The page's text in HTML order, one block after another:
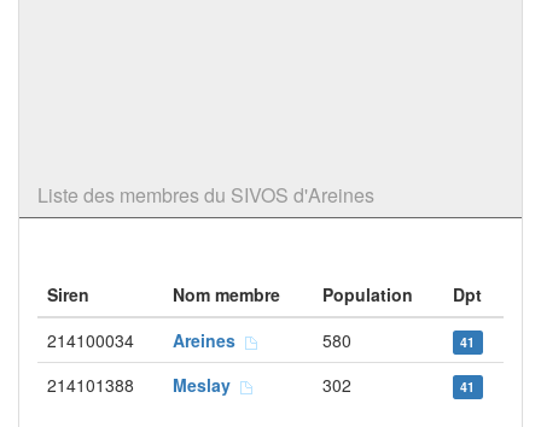
Liste des membres du SIVOS d'Areines
Siren Nom membre Population
Dpt
214100034
Areines 580 41
214101388 Meslay 302 41